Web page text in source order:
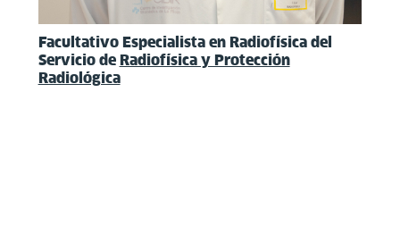
Facultativo Especialista en Radiofísica del
Servicio de Radiofísica y Protección
Radiológica